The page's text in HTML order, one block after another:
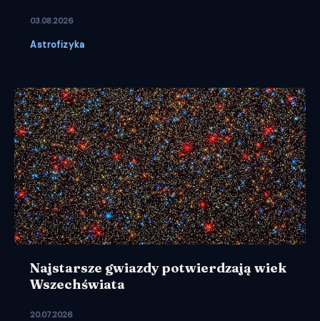
03.08.2026
Astrofizyka
Najstarsze gwiazdy potwierdzają wiek
Wszechświata
20.07.2026